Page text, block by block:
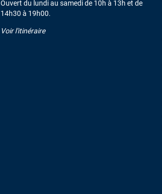
Ouvert du lundi au samedi de 10h à 13h et de
14h30 à 19h00.
Voir l'itinéraire